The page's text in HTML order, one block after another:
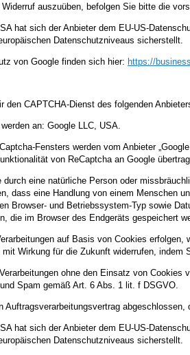
auszuüben, befolgen Sie bitte die
hat sich der Anbieter dem EU-US-
Datenschutzniveaus sicherstellt.
von Google finden sich hier: https://
den CAPTCHA-Dienst des folgenden
an: Google LLC, USA.
Fensters werden vom Anbieter
von ReCaptcha an Google
durch eine natürliche Person oder
dass eine Handlung von einem Menschen
Browser- und Betriebssystem-Typ sowie
die im Browser des Endgeräts gespeichert
auf Basis von Cookies
Wirkung für die Zukunft widerrufen, indem
ohne den Einsatz von
Spam gemäß Art. 6 Abs. 1 lit. f DSGVO.
Auftragsverarbeitungsvertrag
hat sich der Anbieter dem EU-US-
Datenschutzniveaus sicherstellt.